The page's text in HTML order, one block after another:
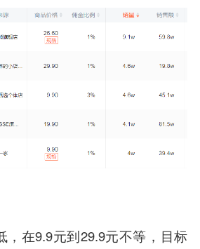
，在9.9元到29.9元不等，目标